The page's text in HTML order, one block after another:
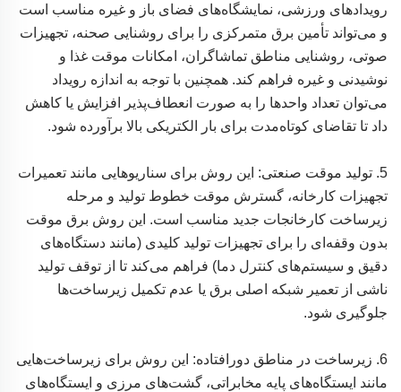
رویدادهای ورزشی، نمایشگاه‌های فضای باز و غیره مناسب است
و می‌تواند تأمین برق متمرکزی را برای روشنایی صحنه، تجهیزات
صوتی، روشنایی مناطق تماشاگران، امکانات موقت غذا و
نوشیدنی و غیره فراهم کند. همچنین با توجه به اندازه رویداد
می‌توان تعداد واحدها را به صورت انعطاف‌پذیر افزایش یا کاهش
داد تا تقاضای کوتاه‌مدت برای بار الکتریکی بالا برآورده شود.
5. تولید موقت صنعتی: این روش برای سناریوهایی مانند تعمیرات
تجهیزات کارخانه، گسترش موقت خطوط تولید و مرحله
زیرساخت کارخانجات جدید مناسب است. این روش برق موقت
بدون وقفه‌ای را برای تجهیزات تولید کلیدی (مانند دستگاه‌های
دقیق و سیستم‌های کنترل دما) فراهم می‌کند تا از توقف تولید
ناشی از تعمیر شبکه اصلی برق یا عدم تکمیل زیرساخت‌ها
جلوگیری شود.
6. زیرساخت در مناطق دورافتاده: این روش برای زیرساخت‌هایی
مانند ایستگاه‌های پایه مخابراتی، گشت‌های مرزی و ایستگاه‌های